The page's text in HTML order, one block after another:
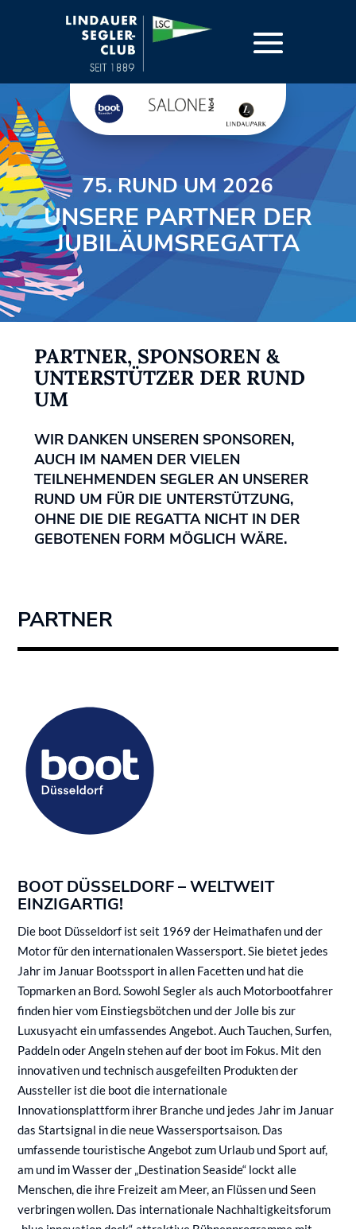
75. RUND UM 2026
UNSERE PARTNER DER
JUBILÄUMSREGATTA
PARTNER, SPONSOREN &
UNTERSTÜTZER DER RUND
UM
WIR DANKEN UNSEREN SPONSOREN,
AUCH IM NAMEN DER VIELEN
TEILNEHMENDEN SEGLER AN UNSERER
RUND UM FÜR DIE UNTERSTÜTZUNG,
OHNE DIE DIE REGATTA NICHT IN DER
GEBOTENEN FORM MÖGLICH WÄRE.
PARTNER
BOOT DÜSSELDORF – WELTWEIT
EINZIGARTIG!
Die boot Düsseldorf ist seit 1969 der Heimathafen und der
Motor für den internationalen Wassersport. Sie bietet jedes
Jahr im Januar Bootssport in allen Facetten und hat die
Topmarken an Bord. Sowohl Segler als auch Motorbootfahrer
finden hier vom Einstiegsbötchen und der Jolle bis zur
Luxusyacht ein umfassendes Angebot. Auch Tauchen, Surfen,
Paddeln oder Angeln stehen auf der boot im Fokus. Mit den
innovativen und technisch ausgefeilten Produkten der
Aussteller ist die boot die internationale
Innovationsplattform ihrer Branche und jedes Jahr im Januar
das Startsignal in die neue Wassersportsaison. Das
umfassende touristische Angebot zum Urlaub und Sport auf,
am und im Wasser der „Destination Seaside“ lockt alle
Menschen, die ihre Freizeit am Meer, an Flüssen und Seen
verbringen wollen. Das internationale Nachhaltigkeitsforum